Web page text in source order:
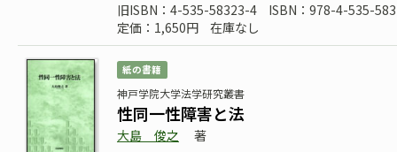
旧ISBN：4-535-58323-4
ISBN：978-4-535-
定価：1,650円
在庫なし
紙の書籍
神戸学院大学法学研究叢書
性同一性障害と法
大島 俊之
著